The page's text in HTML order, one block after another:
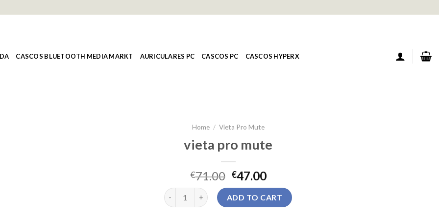
CASCOS BLUETOOTH MEDIA MARKT AURICULARES PC CASCOS PC CASCOS HYPERX
Home / Vieta Pro Mute
vieta pro mute
€71.00 €47.00
vieta pro mute quantityADD TO CART